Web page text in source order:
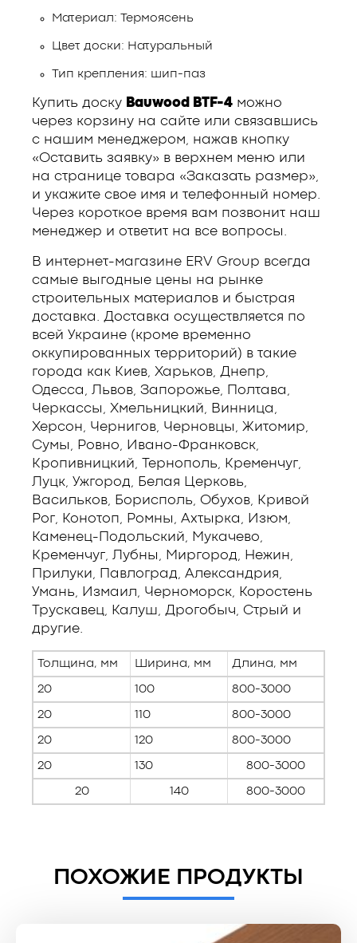
Материал: Термоясень
Цвет доски: Натуральный
Тип крепления: шип-паз
Купить доску Bauwood BTF-4 можно
через корзину на сайте или связавшись
с нашим менеджером, нажав кнопку
«Оставить заявку» в верхнем меню или
на странице товара «Заказать размер»,
и укажите свое имя и телефонный номер.
Через короткое время вам позвонит наш
менеджер и ответит на все вопросы.
В интернет-магазине ERV Group всегда
самые выгодные цены на рынке
строительных материалов и быстрая
доставка. Доставка осуществляется по
всей Украине (кроме временно
оккупированных территорий) в такие
города как Киев, Харьков, Днепр,
Одесса, Львов, Запорожье, Полтава,
Черкассы, Хмельницкий, Винница,
Херсон, Чернигов, Черновцы, Житомир,
Сумы, Ровно, Ивано-Франковск,
Кропивницкий, Тернополь, Кременчуг,
Луцк, Ужгород, Белая Церковь,
Васильков, Борисполь, Обухов, Кривой
Рог, Конотоп, Ромны, Ахтырка, Изюм,
Каменец-Подольский, Мукачево,
Кременчуг, Лубны, Миргород, Нежин,
Прилуки, Павлоград, Александрия,
Умань, Измаил, Черноморск, Коростень
Трускавец, Калуш, Дрогобыч, Стрый и
другие.
Толщина, мм Ширина, мм Длина, мм
20 100 800-3000
20 110 800-3000
20 120 800-3000
20 130 800-3000
20 140 800-3000
ПОХОЖИЕ ПРОДУКТЫ